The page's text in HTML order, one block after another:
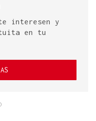
interesen y
en tu